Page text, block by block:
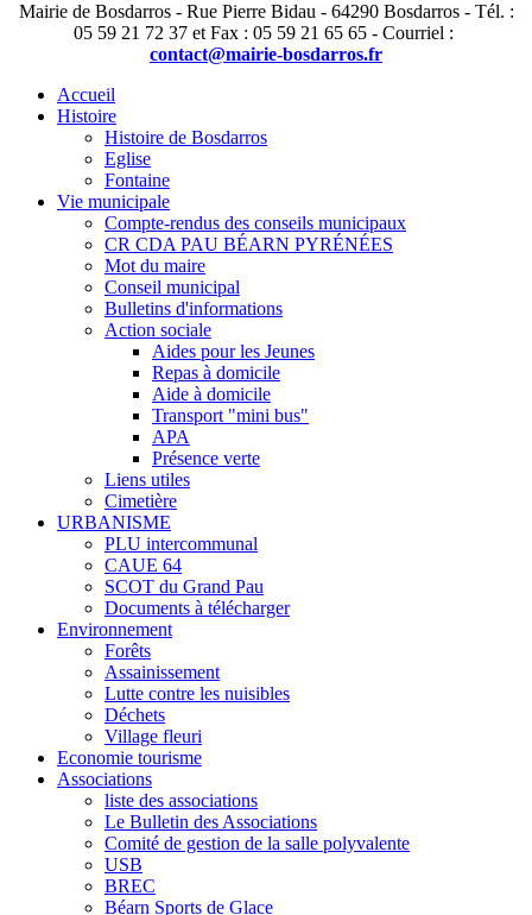
Mairie de Bosdarros - Rue Pierre Bidau - 64290 Bosdarros - Tél. :
05 59 21 72 37 et Fax : 05 59 21 65 65 - Courriel :
contact@mairie-bosdarros.fr
Accueil
Histoire
Histoire de Bosdarros
Eglise
Fontaine
Vie municipale
Compte-rendus des conseils municipaux
CR CDA PAU BÉARN PYRÉNÉES
Mot du maire
Conseil municipal
Bulletins d'informations
Action sociale
Aides pour les Jeunes
Repas à domicile
Aide à domicile
Transport "mini bus"
APA
Présence verte
Liens utiles
Cimetière
URBANISME
PLU intercommunal
CAUE 64
SCOT du Grand Pau
Documents à télécharger
Environnement
Forêts
Assainissement
Lutte contre les nuisibles
Déchets
Village fleuri
Economie tourisme
Associations
liste des associations
Le Bulletin des Associations
Comité de gestion de la salle polyvalente
USB
BREC
Béarn Sports de Glace